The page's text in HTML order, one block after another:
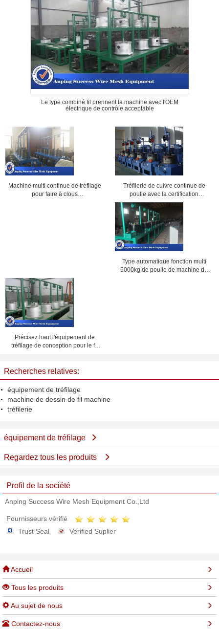
Le type combiné fil prennent la machine avec l'OEM
électrique de contrôle acceptable
Machine multi continue de tréfilage
pour faire à clous
Tréfilerie de cuivre continue de
poulie avec la certification
CE/ISO9001
Type automatique fonction multi
5000kg de poulie de machine de
Précisez haut l'équipement de
tréfilage de conception pour le fil
Recherches relatives:
équipement de tréfilage
machine de dessin de fil machine
tréfilerie
équipement de tréfilage
Regardez tous les produits
Profil de la société
Anping Success Wire Mesh Equipment Co.,Ltd
Fournisseurs vérifié
Trust Seal
Verified Suplier
Accueil
Tous les produits
Au sujet de nous
Contactez-nous